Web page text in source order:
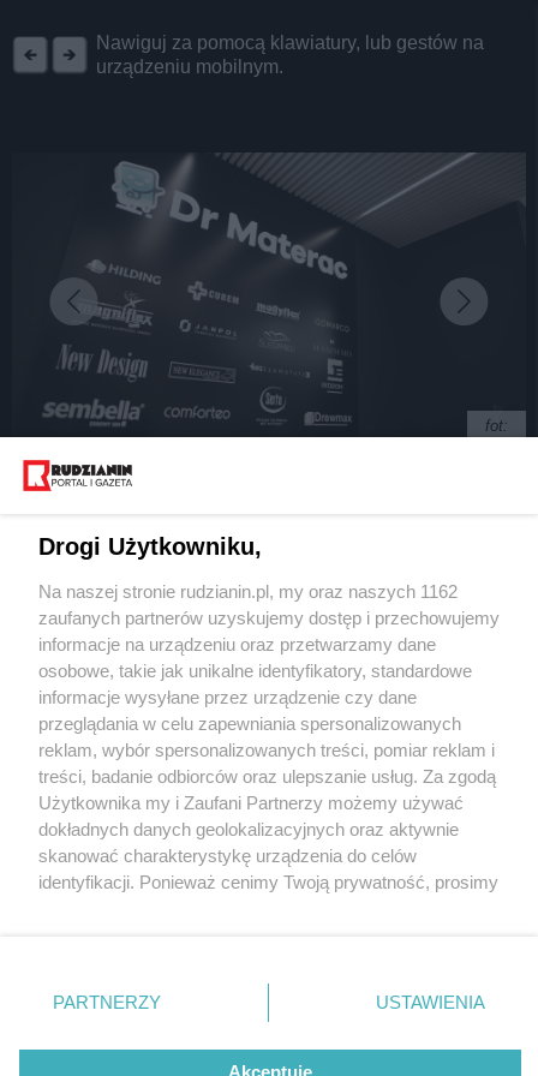
Nawiguj za pomocą klawiatury, lub gestów na
urządzeniu mobilnym.
fot:
5 / 5
Czym różnią się materace do
spania?
Wróć do artykułu:
Czym różnią się materace do spania?
Wydawca mediów
Nie zapomnij
zapoznać się z:
polityką prywatności regulamin korzystania z portali
Twojemiasto
Piekary Śląskie
Chorzów
Tarnowskie Góry
Gliwice
Skontakuj sięz nami
Kontakt
Wydawca
Redakcja
Drogi Użytkowniku,
Na naszej stronie rudzianin.pl, my oraz naszych 1162
zaufanych partnerów uzyskujemy dostęp i przechowujemy
informacje na urządzeniu oraz przetwarzamy dane
osobowe, takie jak unikalne identyfikatory, standardowe
informacje wysyłane przez urządzenie czy dane
przeglądania w celu zapewniania spersonalizowanych
reklam, wybór spersonalizowanych treści, pomiar reklam i
treści, badanie odbiorców oraz ulepszanie usług. Za zgodą
Użytkownika my i Zaufani Partnerzy możemy używać
dokładnych danych geolokalizacyjnych oraz aktywnie
skanować charakterystykę urządzenia do celów
identyfikacji. Ponieważ cenimy Twoją prywatność, prosimy
prywatności znajdujący się w lewym dolnym rogu strony
. Niektóre rodzaje przetwarzania danych nie wymagają
zgody użytkownika, ale masz prawo sprzeciwić się
takiemu przetwarzaniu. Preferencje będą miały
PARTNERZY USTAWIENIA
Akceptuję